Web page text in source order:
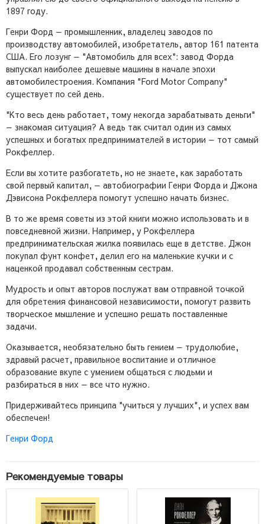
1897 году.
Генри Форд — промышленник, владелец заводов по
производству автомобилей, изобретатель, автор 161 патента
США. Его лозунг — "Автомобиль для всех": завод Форда
выпускал наиболее дешевые машины в начале эпохи
автомобилестроения. Компания "Ford Motor Company"
существует по сей день.
"Кто весь день работает, тому некогда зарабатывать деньги"
— знакомая ситуация? А ведь так считал один из самых
успешных и богатых предпринимателей в истории — тот самый
Рокфеллер.
Если вы хотите разбогатеть, но не знаете, как заработать
свой первый капитал, — автобиографии Генри Форда и Джона
Дэвисона Рокфеллера помогут успешно начать бизнес.
В то же время советы из этой книги можно использовать и в
повседневной жизни. Например, у Рокфеллера
предпринимательская жилка появилась еще в детстве. Джон
покупал фунт конфет, делил его на маленькие кучки и с
наценкой продавал собственным сестрам.
Мудрость и опыт авторов послужат вам отправной точкой
для обретения финансовой независимости, помогут развить
творческое мышление и успешно решать поставленные
задачи.
Оказывается, необязательно быть гением — трудолюбие,
здравый расчет, правильное воспитание и отличное
образование вкупе с умением общаться с людьми и
разбираться в них — все что нужно.
Придерживайтесь принципа "учиться у лучших", и успех вам
обеспечен!
Генри Форд
Рекомендуемые товары